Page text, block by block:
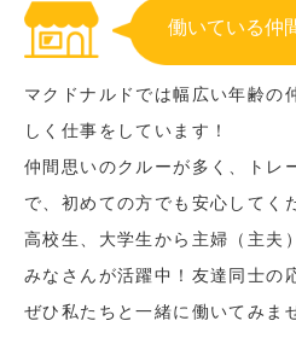
働いている仲
マクドナルドでは幅広い年齢の
しく仕事をしています！
仲間思いのクルーが多く、トレ
で、初めての方でも安心してく
高校生、大学生から主婦（主夫
みなさんが活躍中！友達同士の
ぜひ私たちと一緒に働いてみま